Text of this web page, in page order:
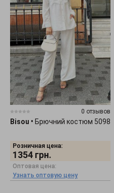
0 отзывов
Bisou • Брючний костюм 5098
Розничная цена:
1354 грн.
Оптовая цена:
Узнать оптовую цену